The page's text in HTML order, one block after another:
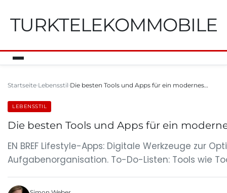
TURKTELEKOMMOBILE
Startseite Lebensstil Die besten Tools und Apps für ein modernes…
LEBENSSTIL
Die besten Tools und Apps für ein
EN BREF Lifestyle-Apps: Digitale Werkzeuge zur
Aufgabenorganisation. To-Do-Listen: Tools wie